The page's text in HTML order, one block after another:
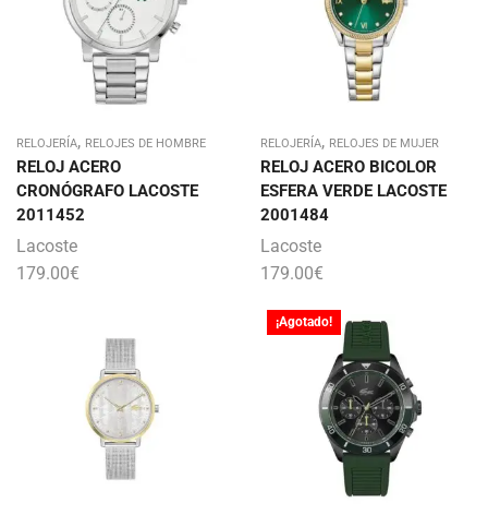
RELOJERÍA, RELOJES DE HOMBRE
RELOJ ACERO
CRONÓGRAFO LACOSTE
2011452
Lacoste
179.00€
RELOJERÍA, RELOJES DE MUJER
RELOJ ACERO BICOLOR
ESFERA VERDE LACOSTE
2001484
Lacoste
179.00€
¡Agotado!